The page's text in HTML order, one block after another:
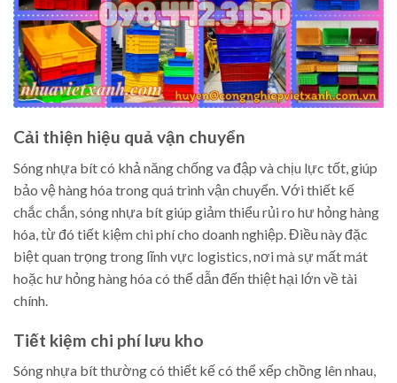
Cải thiện hiệu quả vận chuyển
Sóng nhựa bít có khả năng chống va đập và chịu lực tốt, giúp
bảo vệ hàng hóa trong quá trình vận chuyển. Với thiết kế
chắc chắn, sóng nhựa bít giúp giảm thiểu rủi ro hư hỏng hàng
hóa, từ đó tiết kiệm chi phí cho doanh nghiệp. Điều này đặc
biệt quan trọng trong lĩnh vực logistics, nơi mà sự mất mát
hoặc hư hỏng hàng hóa có thể dẫn đến thiệt hại lớn về tài
chính.
Tiết kiệm chi phí lưu kho
Sóng nhựa bít thường có thiết kế có thể xếp chồng lên nhau,